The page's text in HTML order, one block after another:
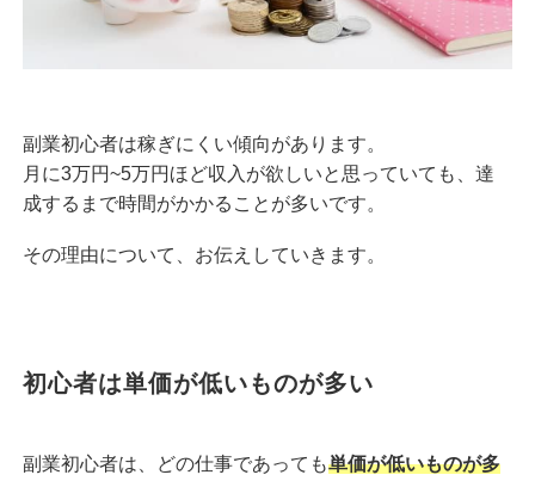
副業初心者は稼ぎにくい傾向があります。
月に3万円~5万円ほど収入が欲しいと思っていても、達
成するまで時間がかかることが多いです。
その理由について、お伝えしていきます。
初心者は単価が低いものが多い
副業初心者は、どの仕事であっても単価が低いものが多